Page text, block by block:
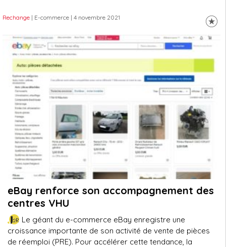
Rechange | E-commerce | 4 novembre 2021
eBay renforce son accompagnement des
centres VHU
Le géant du e-commerce eBay enregistre une
croissance importante de son activité de vente de pièces
de réemploi (PRE). Pour accélérer cette tendance, la